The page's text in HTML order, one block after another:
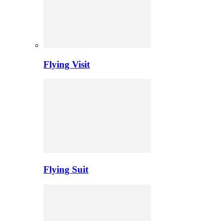
Flying Visit
Flying Suit